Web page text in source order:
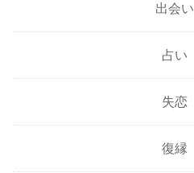
出会い
占い
失恋
復縁